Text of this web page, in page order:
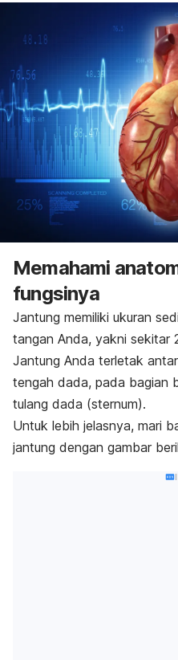
Memahami
fungsinya
Jantung memiliki ukuran
tangan Anda, yakni sekitar
Jantung Anda terletak
tengah dada, pada bagian
tulang dada (sternum).
Untuk lebih jelasnya, mari
jantung dengan gambar